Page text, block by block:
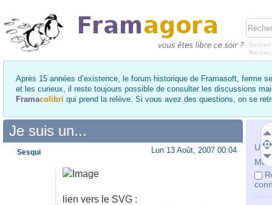
Après 15 années d’existence, le forum historique de Framasoft, ferme
et les curieux, il reste toujours possible de consulter les discussions
Framacolibri qui prend la relève. Si vous avez des questions, on se
Mot
Je suis un...
Lun 13 Août, 2007 00:04
lien vers le SVG :
Sesqui